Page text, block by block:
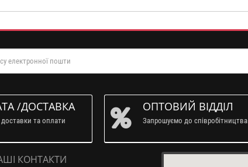
/ДОСТАВКА
та оплати
ОПТОВИЙ ВІДДІЛ
Запрошуємо до співробітництва
КОНТАКТИ